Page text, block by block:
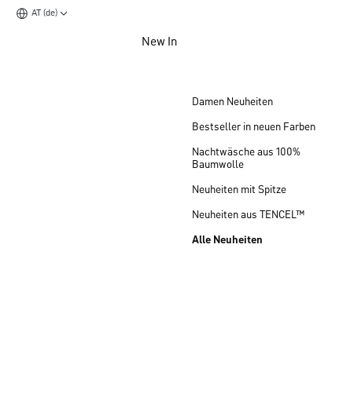
AT (de)
Zum Hauptinhalt springenNew In
Damen Neuheiten
Bestseller in neuen Farben
Nachtwäsche aus 100%
Baumwolle
Neuheiten mit Spitze
Neuheiten aus TENCEL™
Alle Neuheiten